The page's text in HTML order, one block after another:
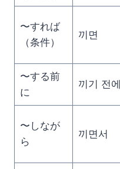
〜すれば
（条件）
끼면
〜する前
に
끼기 전에
〜しなが
ら
끼면서